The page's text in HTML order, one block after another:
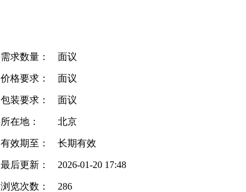
需求数量： 面议
价格要求： 面议
包装要求： 面议
所在地： 北京
有效期至： 长期有效
最后更新： 2026-01-20 17:48
浏览次数： 286